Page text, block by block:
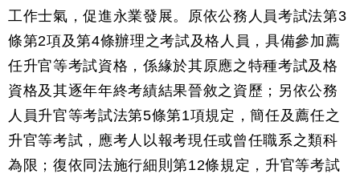
工作士氣，促進永業發展。原依公務人員考試法第3
條第2項及第4條辦理之考試及格人員，具備參加薦
任升官等考試資格，係緣於其原應之特種考試及格
資格及其逐年年終考績結果晉敘之資歷；另依公務
人員升官等考試法第5條第1項規定，簡任及薦任之
升官等考試，應考人以報考現任或曾任職系之類科
為限；復依同法施行細則第12條規定，升官等考試